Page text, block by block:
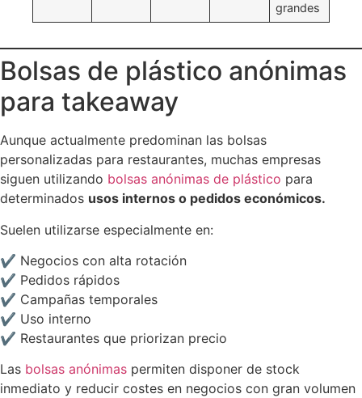
grandes
Bolsas de plástico anónimas
para takeaway
Aunque actualmente predominan las bolsas
personalizadas para restaurantes, muchas empresas
siguen utilizando bolsas anónimas de plástico para
determinados usos internos o pedidos económicos.
Suelen utilizarse especialmente en:
✔ Negocios con alta rotación
✔ Pedidos rápidos
✔ Campañas temporales
✔ Uso interno
✔ Restaurantes que priorizan precio
Las bolsas anónimas permiten disponer de stock
inmediato y reducir costes en negocios con gran volumen